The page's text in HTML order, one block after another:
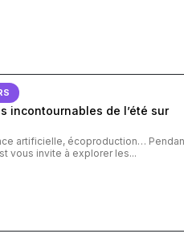
incontournables de l’été sur
artificielle, écoproduction…
vous invite à explorer les...